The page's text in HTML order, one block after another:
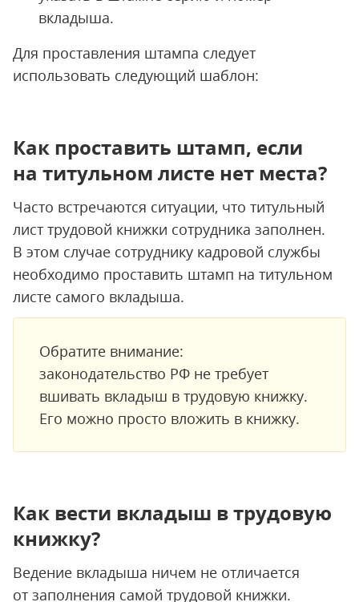
вкладыша.
Для проставления штампа следует
использовать следующий шаблон:
Как проставить штамп, если
на титульном листе нет места?
Часто встречаются ситуации, что титульный
лист трудовой книжки сотрудника заполнен.
В этом случае сотруднику кадровой службы
необходимо проставить штамп на титульном
листе самого вкладыша.
Обратите внимание:
законодательство РФ не требует
вшивать вкладыш в трудовую книжку.
Его можно просто вложить в книжку.
Как вести вкладыш в трудовую
книжку?
Ведение вкладыша ничем не отличается
от заполнения самой трудовой книжки.